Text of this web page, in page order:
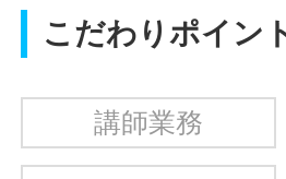
こだわりポイン
講師業務